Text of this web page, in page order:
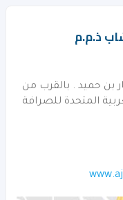
ذ.م.م
بن حميد . بالقرب من
المتحدة للصرافة